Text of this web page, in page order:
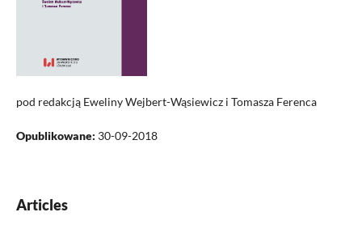
pod redakcją Eweliny Wejbert-Wąsiewicz i Tomasza Ferenca
Opublikowane: 30-09-2018
Articles